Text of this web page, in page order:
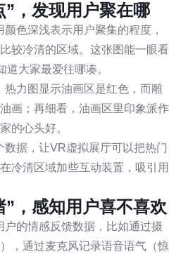
，发现用户聚在哪
色深浅表示用户聚集的程度，
较冷清的区域。这张图能一眼看
道大家最爱往哪凑。
力图显示油画区是红色，而雕
画；再细看，油画区里印象派作
的心头好。
据，让VR虚拟展厅可以把热门
冷清区域加些互动装置，吸引用
，感知用户喜不喜欢
的情感反馈数据，比如通过摄
，通过麦克风记录语音语气（惊